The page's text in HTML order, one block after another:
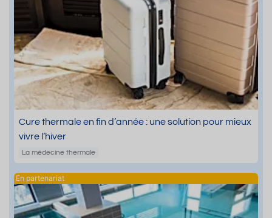
Cure thermale en fin d’année : une solution pour mieux
vivre l’hiver
La médecine thermale